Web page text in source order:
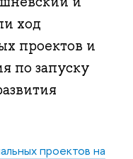
ход
проектов и
по запуску
проектов на